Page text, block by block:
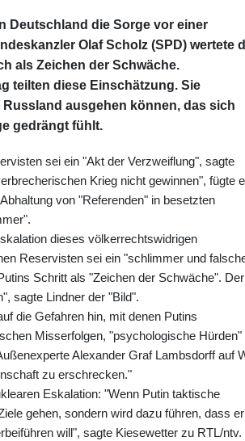
Deutschland die Sorge vor einer
Olaf Scholz (SPD) wertete
als Zeichen der Schwäche.
teilten diese Einschätzung. Sie
ausgehen können, das sich
gedrängt fühlt.
sei ein "Akt der Verzweiflung", sagte
Krieg nicht gewinnen", fügte
von "Referenden" in besetzten
dieses völkerrechtswidrigen
Reservisten sei ein "schlimmer und
Schritt als "Zeichen der Schwäche". Der
sagte Lindner der "Bild".
die Gefahren hin, mit denen Putins
Misserfolgen, "psychologische Hürden"
Alexander Graf Lambsdorff auf
zu erschrecken."
Eskalation: "Wenn Putin taktische
gehen, sondern wird dazu führen, dass er
will", sagte Kiesewetter zu RTL/ntv.